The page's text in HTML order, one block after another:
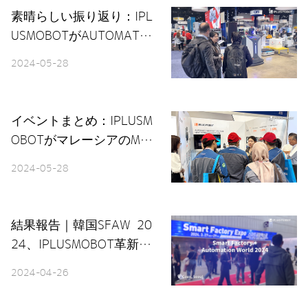
素晴らしい振り返り：IPL
USMOBOTがAUTOMATE
2024-05-28
イベントまとめ：IPLUSM
OBOTがマレーシアのME
2024-05-28
結果報告｜韓国SFAW 20
24、IPLUSMOBOT革新技
2024-04-26